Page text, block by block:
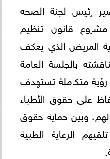
رئيس لجنة الصحه
قانون تنظيم
المريض الذي يعكف
بالجلسة العامة
متكاملة تستهدف
على حقوق الأطباء
وبين حماية حقوق
الرعاية الطبية